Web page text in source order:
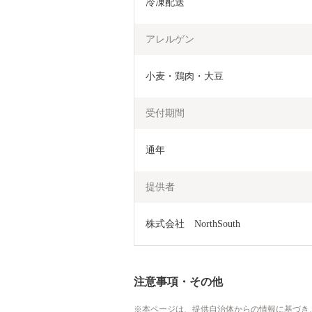
冷凍配送
アレルゲン
小麦・鶏肉・大豆
受付期間
通年
提供者
株式会社　NorthSouth
注意事項・その他
本ページは、提供自治体からの情報に基づき